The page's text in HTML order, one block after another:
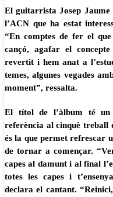
El guitarrista Josep
l’ACN que ha estat
“En comptes de fer el
cançó, agafar el
revertit i hem anat a
temes, algunes vegades
moment”, ressalta.
El títol de l’àlbum té un
referència al cinquè treball
és la que permet refrescar
de tornar a començar.
capes al damunt i al final
totes les capes i
declara el cantant.